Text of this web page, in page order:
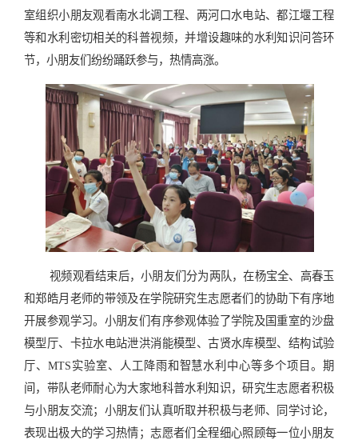
室组织小朋友观看南水北调工程、两河口水电站、都江堰工程
等和水利密切相关的科普视频，并增设趣味的水利知识问答环
节，小朋友们纷纷踊跃参与，热情高涨。
视频观看结束后，小朋友们分为两队，在杨宝全、高春玉
和郑皓月老师的带领及在学院研究生志愿者们的协助下有序地
开展参观学习。小朋友们有序参观体验了学院及国重室的沙盘
模型厅、卡拉水电站泄洪消能模型、古贤水库模型、结构试验
厅、 MTS实验室、人工降雨和智慧水利中心等多个项目。期
间，带队老师耐心为大家地科普水利知识，研究生志愿者积极
与小朋友交流；小朋友们认真听取并积极与老师、同学讨论，
表现出极大的学习热情；志愿者们全程细心照顾每一位小朋友